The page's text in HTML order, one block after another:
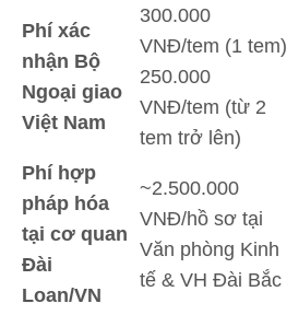
Phí xác
nhận Bộ
Ngoại giao
Việt Nam
300.000
VNĐ/tem (1 tem)
250.000
VNĐ/tem (từ 2
tem trở lên)
Phí hợp
pháp hóa
tại cơ quan
Đài
Loan/VN
~2.500.000
VNĐ/hồ sơ tại
Văn phòng Kinh
tế & VH Đài Bắc